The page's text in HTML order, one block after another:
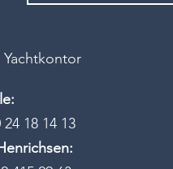
Yachtkontor
24 18 14 13